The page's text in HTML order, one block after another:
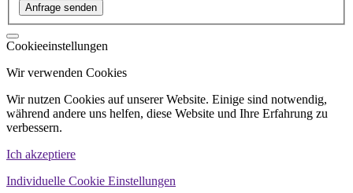
Cookieeinstellungen
Wir verwenden Cookies
Wir nutzen Cookies auf unserer Website. Einige sind notwendig,
während andere uns helfen, diese Website und Ihre Erfahrung zu
verbessern.
Ich akzeptiere
Individuelle Cookie Einstellungen